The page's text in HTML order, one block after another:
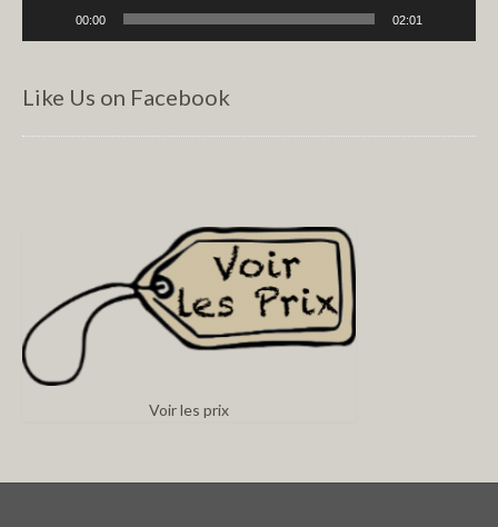
00:00 02:01
Like Us on Facebook
Voir les prix